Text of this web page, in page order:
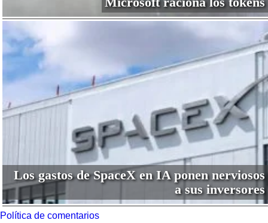
Los gastos de SpaceX en IA ponen nerviosos
a sus inversores
Política de comentarios